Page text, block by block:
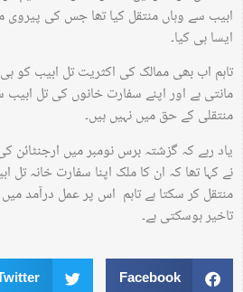
ابیب سے وہاں منتقل کیا تھا جس کی پیروی
ایسا ہی کیا۔
تاہم اب بھی ممالک کی اکثریت تل ابیب کو
مانتی ہے اور اپنے سفارت خانوں کی تل
منتقلی کے حق میں نہیں ہیں۔
یاد رہے کہ گزشتہ برس نومبر میں ارجنٹائن
نے کہا تھا کہ ان کا ملک اپنا سفارت خانہ
منتقل کر سکتا ہے تاہم اس پر عمل درآمد
تاخیر ہوسکتی ہے۔
Facebook